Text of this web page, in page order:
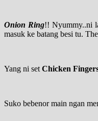
Onion Ring!! Nyummy..ni
masuk ke batang besi tu.
Yang ni set Chicken
Suko bebenor main ngan